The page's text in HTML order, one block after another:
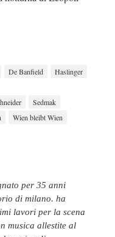
De Banfield
Haslinger
Sedmak
Wien bleibt Wien
di milano. ha
lavori per la scena
musica allestite al